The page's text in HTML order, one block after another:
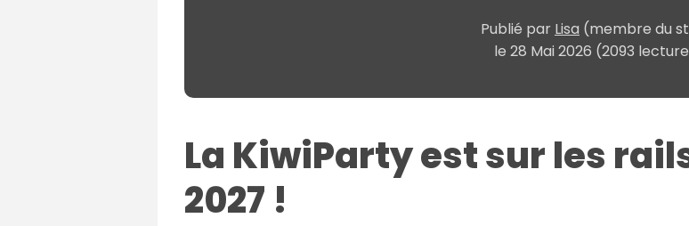
Publié par Lisa (membre du
le 28 Mai 2026 (2093
La KiwiParty est sur les
2027 !